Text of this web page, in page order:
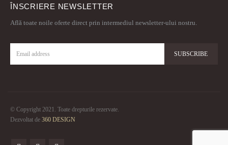
ÎNSCRIERE NEWSLETTER
Află toate noile oferte direct prin intermediul newsletter-ului nostru.
© Copyright 2021. Toate drepturile rezervate.
Dezvoltat de 360 DESIGN